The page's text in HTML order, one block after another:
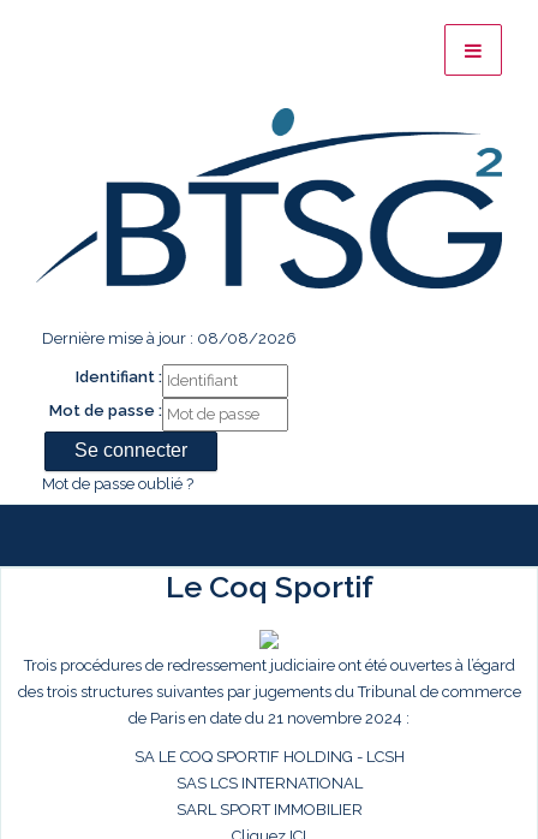
Dernière mise à jour : 08/08/2026
Identifiant :
Mot de passe :
Mot de passe oublié ?
Le Coq Sportif
Trois procédures de redressement judiciaire ont été ouvertes à l’égard
des trois structures suivantes par jugements du Tribunal de commerce
de Paris en date du 21 novembre 2024 :
SA LE COQ SPORTIF HOLDING - LCSH
SAS LCS INTERNATIONAL
SARL SPORT IMMOBILIER